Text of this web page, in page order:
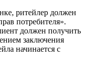
ритейлер должен
потребителя».
должен получить
заключения
начинается с